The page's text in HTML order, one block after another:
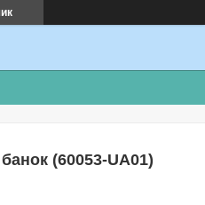
(60053-UA01)